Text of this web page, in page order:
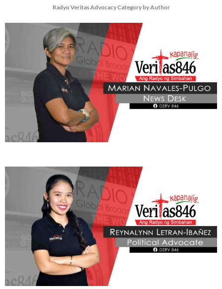
Radyo Veritas Advocacy Category by Author